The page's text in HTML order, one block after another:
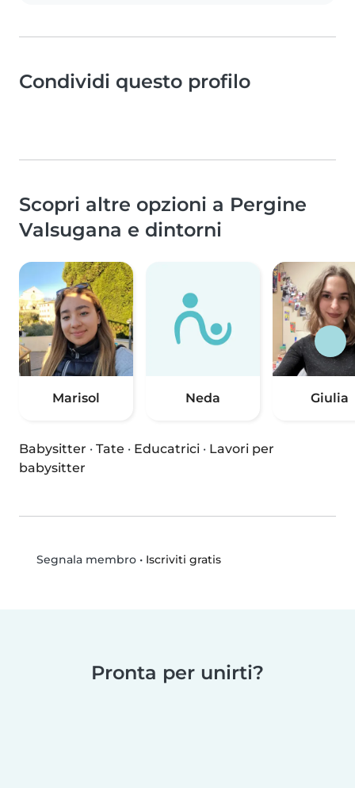
Condividi questo profilo
Scopri altre opzioni a Pergine
Valsugana e dintorni
Marisol Neda Giulia
Babysitter · Tate · Educatrici · Lavori per
babysitter
Segnala membro• Iscriviti gratis
Pronta per unirti?